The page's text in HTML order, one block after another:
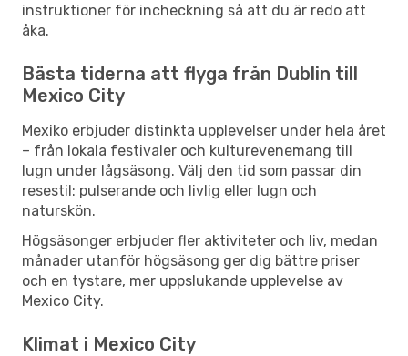
instruktioner för incheckning så att du är redo att
åka.
Bästa tiderna att flyga från Dublin till
Mexico City
Mexiko erbjuder distinkta upplevelser under hela året
– från lokala festivaler och kulturevenemang till
lugn under lågsäsong. Välj den tid som passar din
resestil: pulserande och livlig eller lugn och
naturskön.
Högsäsonger erbjuder fler aktiviteter och liv, medan
månader utanför högsäsong ger dig bättre priser
och en tystare, mer uppslukande upplevelse av
Mexico City.
Klimat i Mexico City